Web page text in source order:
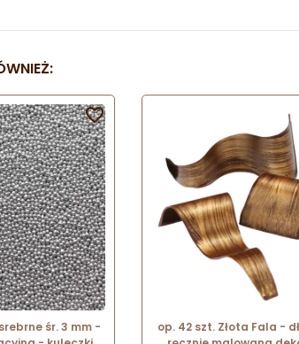
śr. 3 mm -

op. 42 szt. Złota Fala -